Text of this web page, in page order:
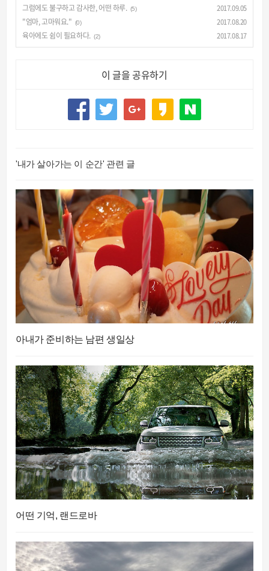
그럼에도 불구하고 감사한, 어떤 하루. (5) 2017.09.05
"엄마, 고마워요." (0) 2017.08.20
육아에도 쉼이 필요하다. (2) 2017.08.17
이 글을 공유하기
'내가 살아가는 이 순간' 관련 글
아내가 준비하는 남편 생일상
어떤 기억, 랜드로바